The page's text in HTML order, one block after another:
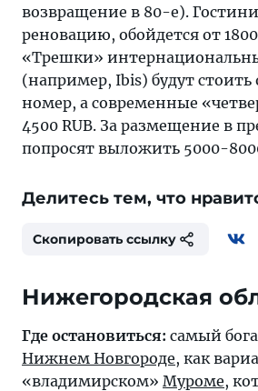
возвращение в 80-е).
реновацию, обойдется от 1800
«Трешки»
(например, Ibis) будут стоить
номер, а современные
4500 RUB. За размещение в
попросят выложить 5000-
Делитесь тем, что
Скопировать ссылку
Нижегородская
Где остановиться: самый
Нижнем Новгороде, как
«владимирском» Муроме,